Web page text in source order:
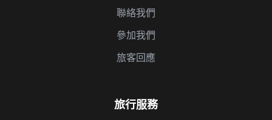
聯絡我們
參加我們
旅客回應
旅行服務